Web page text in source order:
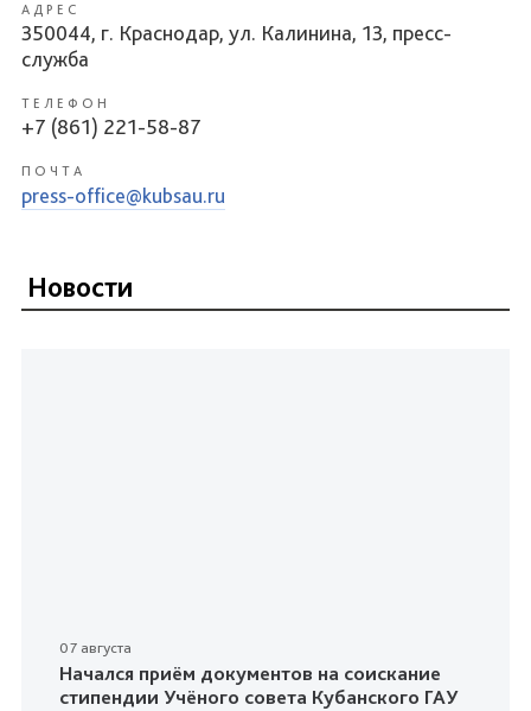
АДРЕС
350044, г. Краснодар, ул. Калинина, 13, пресс-
служба
ТЕЛЕФОН
+7 (861) 221-58-87
ПОЧТА
press-office@kubsau.ru
Новости
07 августа
Начался приём документов на соискание
стипендии Учёного совета Кубанского ГАУ